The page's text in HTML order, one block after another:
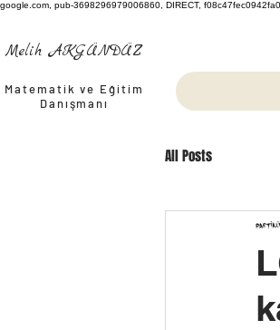
google.com, pub-3698296979006860, DIRECT, f08c47fec0942fa0
Melih AKGÜNDÜZ
Matematik ve Eğitim
Danışmanı
All Posts